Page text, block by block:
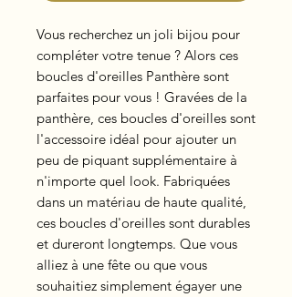
Vous recherchez un joli bijou pour
compléter votre tenue ? Alors ces
boucles d'oreilles Panthère sont
parfaites pour vous ! Gravées de la
panthère, ces boucles d'oreilles sont
l'accessoire idéal pour ajouter un
peu de piquant supplémentaire à
n'importe quel look. Fabriquées
dans un matériau de haute qualité,
ces boucles d'oreilles sont durables
et dureront longtemps. Que vous
alliez à une fête ou que vous
souhaitiez simplement égayer une